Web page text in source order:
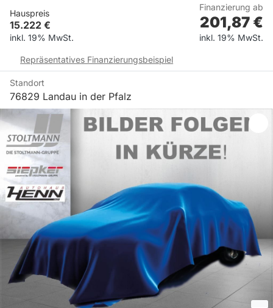
Hauspreis
15.222 €
inkl. 19% MwSt.
Finanzierung ab
201,87 €
inkl. 19% MwSt.
Repräsentatives Finanzierungsbeispiel
Standort
76829 Landau in der Pfalz